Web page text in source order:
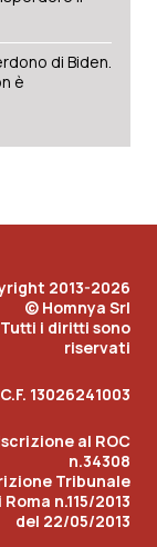
di Biden.
è
2013-2026
© Homnya Srl
Tutti i diritti sono
riservati
13026241003
al ROC
n.34308
Tribunale
Roma n.115/2013
del 22/05/2013